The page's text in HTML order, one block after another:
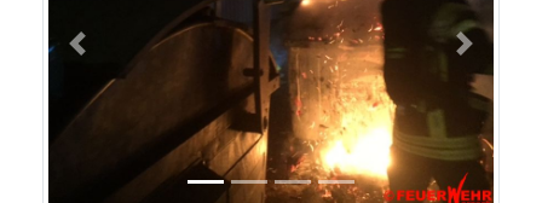
Previous Next